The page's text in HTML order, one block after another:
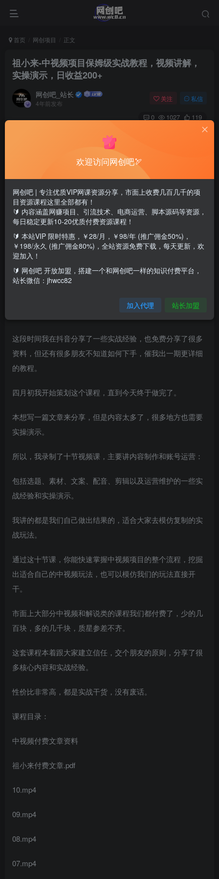
首页 网创项目 正文
祖小来-中视频项目保姆级实战教程，视频讲解，
实操演示，日收益200+
网创吧_站长
4年前发布
关注 私信
0 1027 119
祖小来-中视频项目保姆级实战教程，视频讲解，实操演示，
课程介绍：
这段时间我在抖音分享了一些实战经验，也免费分享了很多
资料，但还有很多朋友不知道如何下手，催我出一期更详细
的教程。
四月初我开始策划这个课程，直到今天终于做完了。
本想写一篇文章来分享，但是内容太多了，很多地方也需要
实操演示。
所以，我录制了十节视频课，主要讲内容制作和账号运营：
包括选题、素材、文案、配音、剪辑以及运营维护的一些实
战经验和实操演示。
我讲的都是我们自己做出结果的，适合大家去模仿复制的实
战玩法。
通过这十节课，你能快速掌握中视频项目的整个流程，挖掘
出适合自己的中视频玩法，也可以模仿我们的玩法直接开
干。
市面上大部分中视频和解说类的课程我们都付费了，少的几
百块，多的几千块，质星参差不齐。
这套课程本着跟大家建立信任，交个朋友的原则，分享了很
多核心内容和实战经验。
性价比非常高，都是实战干货，没有废话。
课程目录：
中视频付费文章资料
祖小来付费文章.pdf
10.mp4
09.mp4
08.mp4
07.mp4
欢迎访问网创吧🏹
网创吧 | 专注优质VIP网课资源分享，市面上收费几百几千的项
目资源课程这里全部都有！
🔰 内容涵盖网赚项目、引流技术、电商运营、脚本源码等资源，
每日稳定更新10-20优质付费资源课程！
🔰 本站VIP 限时特惠，￥28/月，￥98/年 (推广佣金50%)，
￥198/永久 (推广佣金80%)，全站资源免费下载，每天更新，欢
迎加入！
🔰 网创吧 开放加盟，搭建一个和网创吧一样的知识付费平台，
站长微信：jhwcc82
加入代理 站长加盟